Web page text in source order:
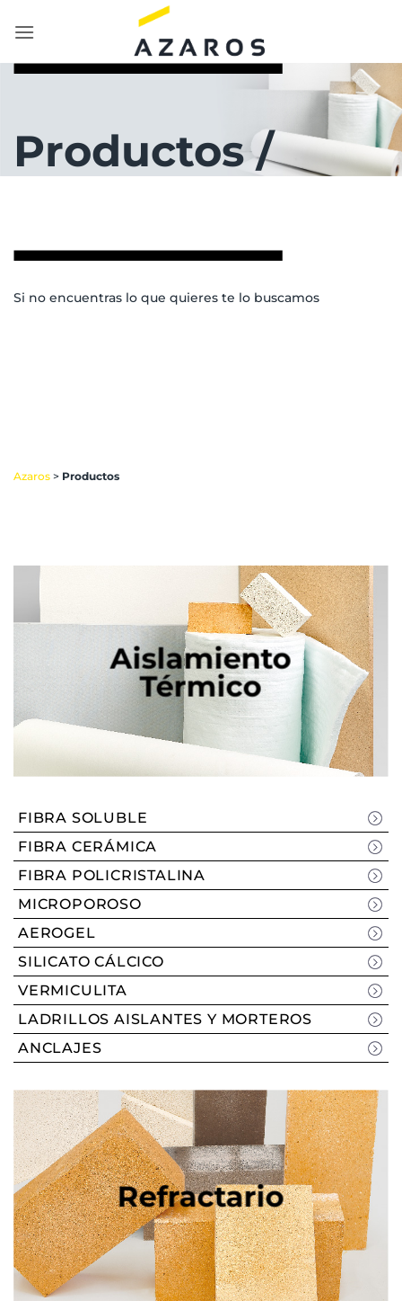
Productos /
Si no encuentras lo que quieres te lo buscamos
Azaros > Productos
Aislamiento
Térmico
FIBRA SOLUBLE
FIBRA CERÁMICA
FIBRA POLICRISTALINA
MICROPOROSO
AEROGEL
SILICATO CÁLCICO
VERMICULITA
LADRILLOS AISLANTES Y MORTEROS
ANCLAJES
Refractario